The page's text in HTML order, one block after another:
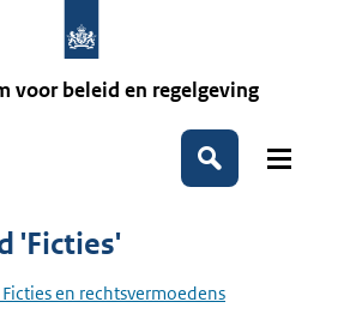
voor beleid en regelgeving
Zoeken
'Ficties'
en rechtsvermoedens